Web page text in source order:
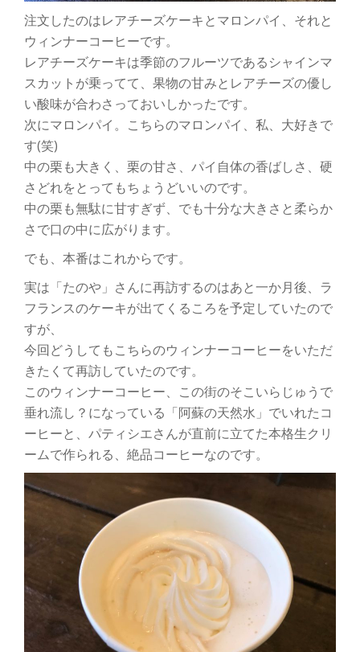
注文したのはレアチーズケーキとマロンパイ、それと
ウィンナーコーヒーです。
レアチーズケーキは季節のフルーツであるシャインマ
スカットが乗ってて、果物の甘みとレアチーズの優し
い酸味が合わさっておいしかったです。
次にマロンパイ。こちらのマロンパイ、私、大好きで
す(笑)
中の栗も大きく、栗の甘さ、パイ自体の香ばしさ、硬
さどれをとってもちょうどいいのです。
中の栗も無駄に甘すぎず、でも十分な大きさと柔らか
さで口の中に広がります。
でも、本番はこれからです。
実は「たのや」さんに再訪するのはあと一か月後、ラ
フランスのケーキが出てくるころを予定していたので
すが、
今回どうしてもこちらのウィンナーコーヒーをいただ
きたくて再訪していたのです。
このウィンナーコーヒー、この街のそこいらじゅうで
垂れ流し？になっている「阿蘇の天然水」でいれたコ
ーヒーと、パティシエさんが直前に立てた本格生クリ
ームで作られる、絶品コーヒーなのです。